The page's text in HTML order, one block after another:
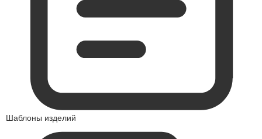
Шаблоны изделий